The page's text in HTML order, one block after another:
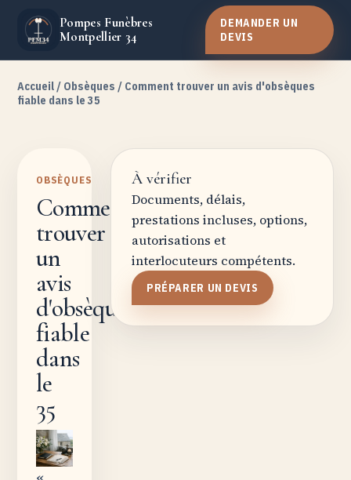
Pompes Funèbres
Montpellier 34
DEMANDER UN
DEVIS
Accueil / Obsèques / Comment trouver un avis d'obsèques
fiable dans le 35
OBSÈQUES
Comment
trouver
un
avis
d'obsèques
fiable
dans
le
35
À vérifier
Documents, délais,
prestations incluses, options,
autorisations et
interlocuteurs compétents.
PRÉPARER UN DEVIS